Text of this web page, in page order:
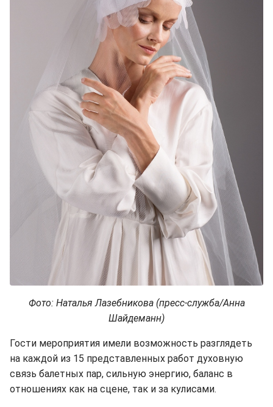
Фото: Наталья Лазебникова (пресс-служба/Анна
Шайдеманн)
Гости мероприятия имели возможность разглядеть
на каждой из 15 представленных работ духовную
связь балетных пар, сильную энергию, баланс в
отношениях как на сцене, так и за кулисами.